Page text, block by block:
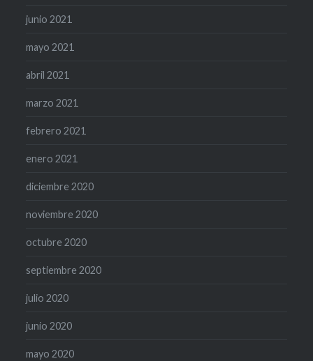
junio 2021
mayo 2021
abril 2021
marzo 2021
febrero 2021
enero 2021
diciembre 2020
noviembre 2020
octubre 2020
septiembre 2020
julio 2020
junio 2020
mayo 2020